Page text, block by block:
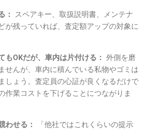
：
スペアキー、取扱説明書、メンテナ
が残っていれば、査定額アップの対象に
もOKだが、車内は片付ける： 外側を磨
せんが、車内に積んでいる私物やゴミは
しょう。査定員の心証が良くなるだけで
作業コストを下げることにつながりま
わせる：
「他社ではこれくらいの提示